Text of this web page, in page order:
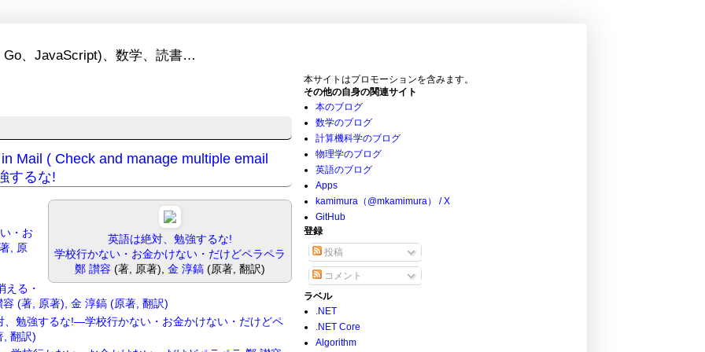
、JavaScript)、数学、読書…
Mail ( Check and manage multiple email
するな!
英語は絶対、勉強するな!
学校行かない・お金かけない・だけどペラペラ
鄭 讃容 (著, 原著), 金 淳鎬(原著, 翻訳)
・お
, 原
える・
(著, 原著), 金 淳鎬 (原著, 翻訳)
勉強するな!―学校行かない・お金かけない・だけどペ
, 翻訳)
本サイトはプロモーションを含みます。
その他の自身の関連サイト
本のブログ
数学のブログ
計算機科学のブログ
物理学のブログ
英語のブログ
Apps
kamimura（@mkamimura） / X
GitHub
登録
投稿
コメント
ラベル
.NET
.NET Core
Algorithm